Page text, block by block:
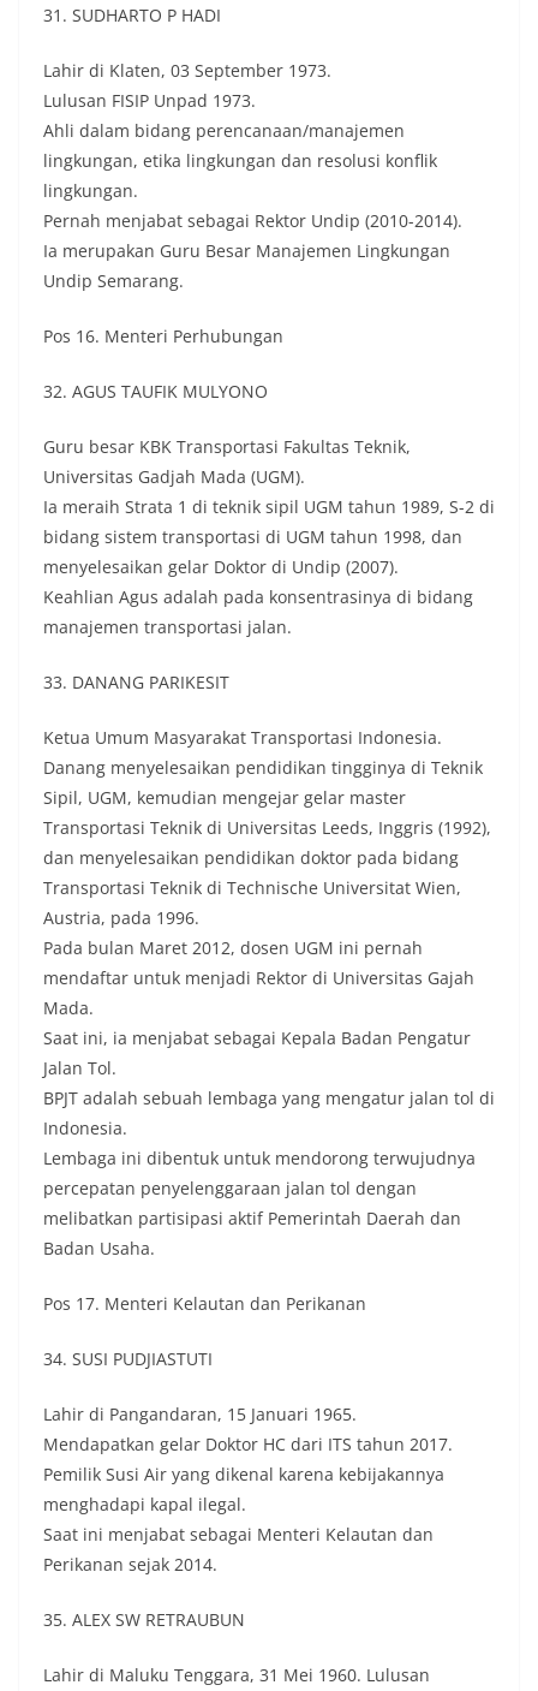
31. SUDHARTO P HADI
Lahir di Klaten, 03 September 1973.
Lulusan FISIP Unpad 1973.
Ahli dalam bidang perencanaan/manajemen
lingkungan, etika lingkungan dan resolusi konflik
lingkungan.
Pernah menjabat sebagai Rektor Undip (2010-2014).
Ia merupakan Guru Besar Manajemen Lingkungan
Undip Semarang.
Pos 16. Menteri Perhubungan
32. AGUS TAUFIK MULYONO
Guru besar KBK Transportasi Fakultas Teknik,
Universitas Gadjah Mada (UGM).
Ia meraih Strata 1 di teknik sipil UGM tahun 1989, S-2 di
bidang sistem transportasi di UGM tahun 1998, dan
menyelesaikan gelar Doktor di Undip (2007).
Keahlian Agus adalah pada konsentrasinya di bidang
manajemen transportasi jalan.
33. DANANG PARIKESIT
Ketua Umum Masyarakat Transportasi Indonesia.
Danang menyelesaikan pendidikan tingginya di Teknik
Sipil, UGM, kemudian mengejar gelar master
Transportasi Teknik di Universitas Leeds, Inggris (1992),
dan menyelesaikan pendidikan doktor pada bidang
Transportasi Teknik di Technische Universitat Wien,
Austria, pada 1996.
Pada bulan Maret 2012, dosen UGM ini pernah
mendaftar untuk menjadi Rektor di Universitas Gajah
Mada.
Saat ini, ia menjabat sebagai Kepala Badan Pengatur
Jalan Tol.
BPJT adalah sebuah lembaga yang mengatur jalan tol di
Indonesia.
Lembaga ini dibentuk untuk mendorong terwujudnya
percepatan penyelenggaraan jalan tol dengan
melibatkan partisipasi aktif Pemerintah Daerah dan
Badan Usaha.
Pos 17. Menteri Kelautan dan Perikanan
34. SUSI PUDJIASTUTI
Lahir di Pangandaran, 15 Januari 1965.
Mendapatkan gelar Doktor HC dari ITS tahun 2017.
Pemilik Susi Air yang dikenal karena kebijakannya
menghadapi kapal ilegal.
Saat ini menjabat sebagai Menteri Kelautan dan
Perikanan sejak 2014.
35. ALEX SW RETRAUBUN
Lahir di Maluku Tenggara, 31 Mei 1960. Lulusan